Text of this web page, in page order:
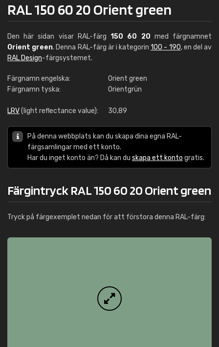
RAL 150 60 20 Orient green
Den här sidan visar RAL-färg150 60 20 med färgnamnet
Orient green. Denna RAL-färg är i kategorin100 - 190, en del av
RAL Design-färgsystemet.
Färgnamn engelska:
Orient green
Färgnamn tyska:
Orientgrün
LRV(light reflectance value): 30,89
På denna webbplats kan du skapa dina egna RAL-
färgsamlingar med ett konto.
Har du inget konto än? Då kan du skapa ett konto gratis.
Färgintryck RAL 150 60 20 Orient green
Tryck på färgexemplet nedan för att förstora denna RAL-färg: